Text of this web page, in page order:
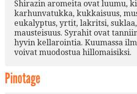
Shirazin aromeita ovat luumu,
karhunvatukka, kukkaisuus,
eukalyptus, yrtit, lakritsi,
mausteisuus. Syrahit ovat
hyvin kellarointia. Kuumassa
voivat muodostua hillomaisiksi.
Pinotage